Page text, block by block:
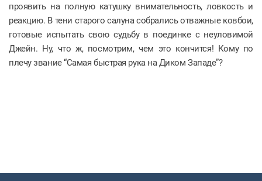
проявить на полную катушку внимательность, ловкость и
реакцию. В тени старого салуна собрались отважные ковбои,
готовые испытать свою судьбу в поединке с неуловимой
Джейн. Ну, что ж, посмотрим, чем это кончится! Кому по
плечу звание “Самая быстрая рука на Диком Западе”?